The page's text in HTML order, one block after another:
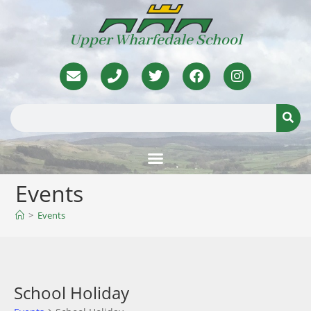
Upper Wharfedale School
Events
> Events
School Holiday